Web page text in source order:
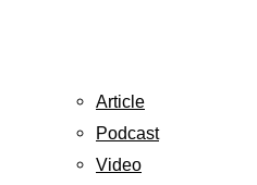
Article
Podcast
Video